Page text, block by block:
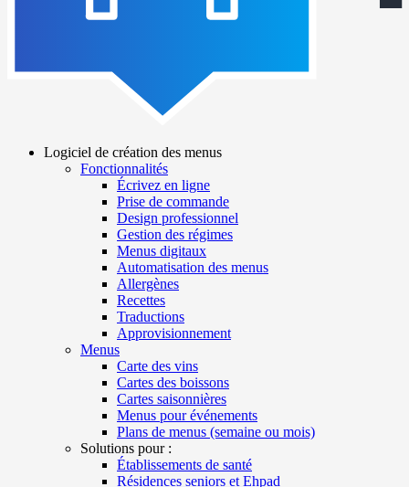
navigation
Logiciel de création des menus
Fonctionnalités
Écrivez en ligne
Prise de commande
Design professionnel
Gestion des régimes
Menus digitaux
Automatisation des menus
Allergènes
Recettes
Traductions
Approvisionnement
Menus
Carte des vins
Cartes des boissons
Cartes saisonnières
Menus pour événements
Plans de menus (semaine ou mois)
Solutions pour :
Établissements de santé
Résidences seniors et Ehpad